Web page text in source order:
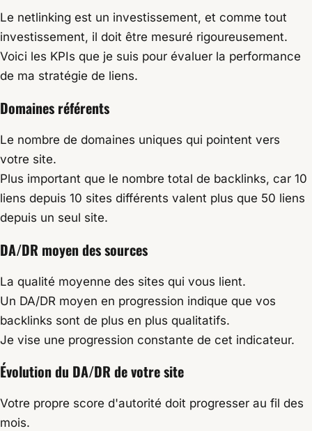
Le netlinking est un investissement, et comme tout
investissement, il doit être mesuré rigoureusement.
Voici les KPIs que je suis pour évaluer la performance
de ma stratégie de liens.
Domaines référents
Le nombre de domaines uniques qui pointent vers
votre site.
Plus important que le nombre total de backlinks, car 10
liens depuis 10 sites différents valent plus que 50 liens
depuis un seul site.
DA/DR moyen des sources
La qualité moyenne des sites qui vous lient.
Un DA/DR moyen en progression indique que vos
backlinks sont de plus en plus qualitatifs.
Je vise une progression constante de cet indicateur.
Évolution du DA/DR de votre site
Votre propre score d'autorité doit progresser au fil des
mois.